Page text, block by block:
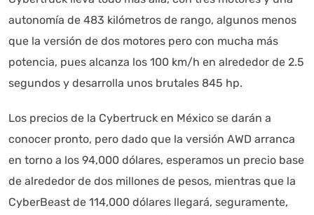
autonomía de 483 kilómetros de rango, algunos menos
que la versión de dos motores pero con mucha más
potencia, pues alcanza los 100 km/h en alrededor de 2.5
segundos y desarrolla unos brutales 845 hp.
Los precios de la Cybertruck en México se darán a
conocer pronto, pero dado que la versión AWD arranca
en torno a los 94,000 dólares, esperamos un precio base
de alrededor de dos millones de pesos, mientras que la
CyberBeast de 114,000 dólares llegará, seguramente,